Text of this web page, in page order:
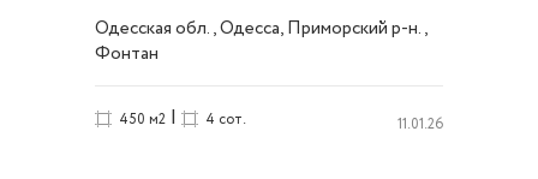
Одесская обл., Одесса, Приморский р-н.,
Фонтан
450 м2 | 4 сот. 11.01.26